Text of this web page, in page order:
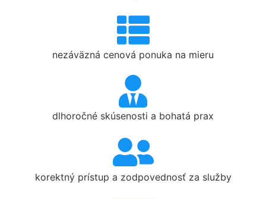
nezáväzná cenová ponuka na mieru
dlhoročné skúsenosti a bohatá prax
korektný prístup a zodpovednosť za služby